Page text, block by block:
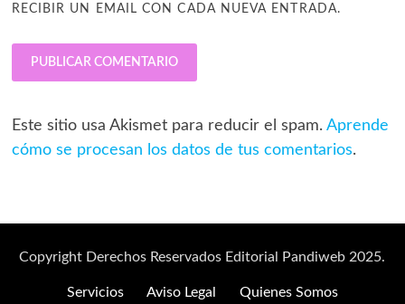
RECIBIR UN EMAIL CON CADA NUEVA ENTRADA.
Este sitio usa Akismet para reducir el spam. Aprende
cómo se procesan los datos de tus comentarios.
Copyright Derechos Reservados Editorial Pandiweb 2025.
Servicios Aviso Legal Quienes Somos